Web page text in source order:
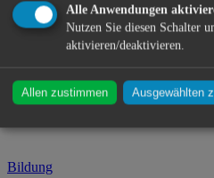
Bildung
Alle Anwendungen
Nutzen Sie diesen Schalter
aktivieren/deaktivieren.
Allen zustimmen Ausgewählten